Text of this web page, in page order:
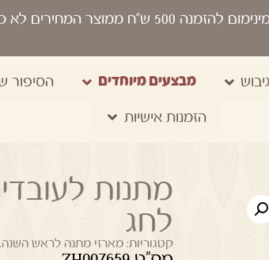
500 ש“ח ממוצר המחירים לא כוללים מע"מ, מיתוג, משלוח, שקיות נשיאה
מבצעים מיוחדים הסיפור
הזמנות אישיות
מתנות
לחג
קטגוריות: מארזי מתנה לראש השנה